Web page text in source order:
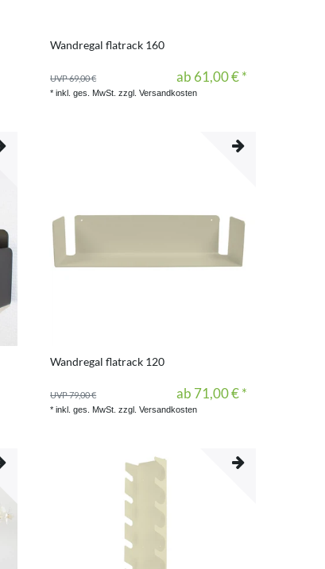
Wandregal flatrack 160
UVP 69,00 € ab 61,00 € *
*inkl. ges. MwSt. zzgl.Versandkosten
Wandregal flatrack 120
UVP 79,00 € ab 71,00 € *
*inkl. ges. MwSt. zzgl.Versandkosten